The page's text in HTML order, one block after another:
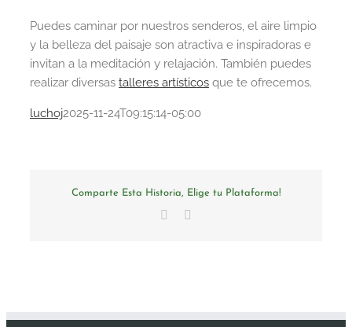
Puedes caminar por nuestros senderos, el aire limpio
y la belleza del paisaje son atractiva e inspiradoras e
invitan a la meditación y relajación. También puedes
realizar diversas talleres artísticosque te ofrecemos.
luchoj2025-11-24T09:15:14-05:00
Comparte Esta Historia, Elige tu Plataforma!
Facebook